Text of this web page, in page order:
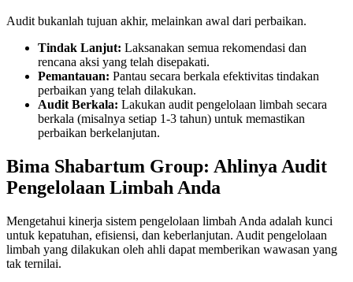
Audit bukanlah tujuan akhir, melainkan awal dari perbaikan.
Tindak Lanjut: Laksanakan semua rekomendasi dan
rencana aksi yang telah disepakati.
Pemantauan: Pantau secara berkala efektivitas tindakan
perbaikan yang telah dilakukan.
Audit Berkala: Lakukan audit pengelolaan limbah secara
berkala (misalnya setiap 1-3 tahun) untuk memastikan
perbaikan berkelanjutan.
Bima Shabartum Group: Ahlinya Audit
Pengelolaan Limbah Anda
Mengetahui kinerja sistem pengelolaan limbah Anda adalah kunci
untuk kepatuhan, efisiensi, dan keberlanjutan. Audit pengelolaan
limbah yang dilakukan oleh ahli dapat memberikan wawasan yang
tak ternilai.